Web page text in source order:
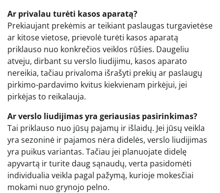
Ar privalau turėti kasos aparatą?
Prekiaujant prekėmis ar teikiant paslaugas turgavietėse
ar kitose vietose, prievolė turėti kasos aparatą
priklauso nuo konkrečios veiklos rūšies. Daugeliu
atveju, dirbant su verslo liudijimu, kasos aparato
nereikia, tačiau privaloma išrašyti prekių ar paslaugų
pirkimo-pardavimo kvitus kiekvienam pirkėjui, jei
pirkėjas to reikalauja.
Ar verslo liudijimas yra geriausias pasirinkimas?
Tai priklauso nuo jūsų pajamų ir išlaidų. Jei jūsų veikla
yra sezoninė ir pajamos nėra didelės, verslo liudijimas
yra puikus variantas. Tačiau jei planuojate didelę
apyvartą ir turite daug sąnaudų, verta pasidomėti
individualia veikla pagal pažymą, kurioje mokesčiai
mokami nuo grynojo pelno.